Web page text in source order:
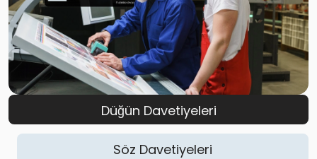
Düğün Davetiyeleri
Söz Davetiyeleri